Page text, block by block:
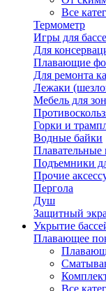
Все
Термометр
Игры для
Для
Плавающие
Для ремонта
Лежаки
Мебель для
Горки и
Водные байки
Плавательные
Подъемники
Прочие
Пергола
Душ
Защитный
Укрытие
Плавающее
Все